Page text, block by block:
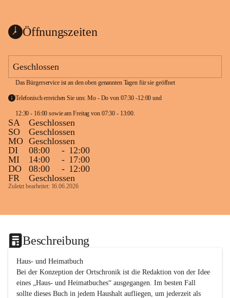
Öffnungszeiten
Geschlossen
Das Bürgerservice ist an den oben genannten Tagen für sie geöffnet
Telefonisch erreichen Sie uns: Mo - Do von 07:30 -12:00 und
SA
Geschlossen
SO
Geschlossen
MO Geschlossen
DI
08:00 - 12:00
MI
14:00 - 17:00
DO
08:00 - 12:00
FR
Geschlossen
Zuletzt bearbeitet: 16.06.2026
Beschreibung
Haus- und Heimatbuch
Bei der Konzeption der Ortschronik ist die Redaktion von der Idee
eines „Haus- und Heimatbuches“ ausgegangen. Im besten Fall
sollte dieses Buch in jedem Haushalt aufliegen, um jederzeit als